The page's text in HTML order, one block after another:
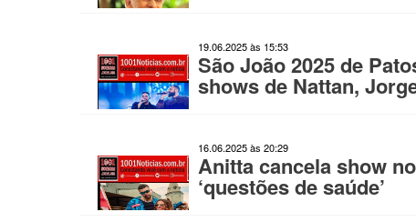
19.06.2025 às 15:53
São João 2025 de
shows de Nattan,
16.06.2025 às 20:29
Anitta cancela show
‘questões de saúde’